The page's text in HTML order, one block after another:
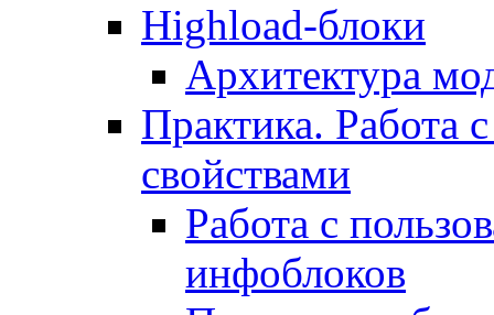
Highload-блоки
Архитектура
Практика. Работа
свойствами
Работа с
инфоблоков